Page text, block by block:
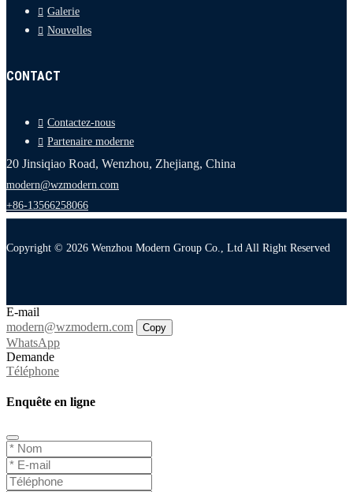
Galerie
Nouvelles
CONTACT
Contactez-nous
Partenaire moderne
20 Jinsiqiao Road, Wenzhou, Zhejiang, China
modern@wzmodern.com
+86-13566258066
Copyright © 2026 Wenzhou Modern Group Co., Ltd All Right Reserved
E-mail
modern@wzmodern.com
Copy
WhatsApp
Demande
Téléphone
Enquête en ligne